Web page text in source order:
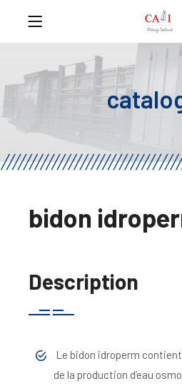
bidon
Description
Le bidon idroperm
de la production d’eau